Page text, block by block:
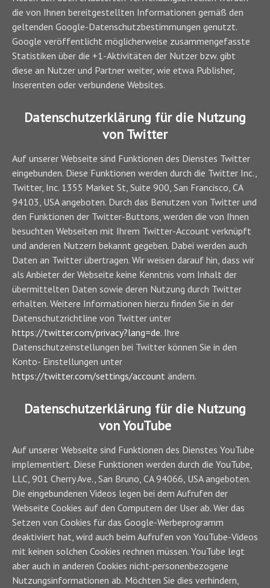
die von Ihnen bereitgestellten Informationen gemäß den
geltenden Google-Datenschutzbestimmungen genutzt.
Google veröffentlicht möglicherweise zusammengefasste
Statistiken über die +1-Aktivitäten der Nutzer bzw. gibt
diese an Nutzer und Partner weiter, wie etwa Publisher,
Inserenten oder verbundene Websites.
Datenschutzerklärung für die Nutzung
von Twitter
Auf unserer Webseite sind Funktionen des Dienstes Twitter
eingebunden. Diese Funktionen werden durch die Twitter Inc.,
Twitter, Inc. 1355 Market St, Suite 900, San Francisco, CA
94103, USA angeboten. Durch das Benutzen von Twitter und
den Funktionen der Twitter-Buttons, werden die von Ihnen
besuchten Webseiten mit Ihrem Twitter-Account verknüpft
und anderen Nutzern bekannt gegeben. Dabei werden auch
Daten an Twitter übertragen. Wir weisen darauf hin, dass wir
als Anbieter der Webseite keine Kenntnis vom Inhalt der
übermittelten Daten sowie deren Nutzung durch Twitter
erhalten. Weitere Informationen hierzu finden Sie in der
Datenschutzrichtline von Twitter unter
https://twitter.com/privacy?lang=de. Ihre
Datenschutzeinstellungen bei Twitter können Sie in den
Konto- Einstellungen unter
https://twitter.com/settings/account ändern.
Datenschutzerklärung für die Nutzung
von YouTube
Auf unserer Webseite sind Funktionen des Dienstes YouTube
implementiert. Diese Funktionen werden durch die YouTube,
LLC, 901 Cherry Ave., San Bruno, CA 94066, USA angeboten.
Die eingebundenen Videos legen bei dem Aufrufen der
Webseite Cookies auf den Computern der User ab. Wer das
Setzen von Cookies für das Google-Werbeprogramm
deaktiviert hat, wird auch beim Aufrufen von YouTube-Videos
mit keinen solchen Cookies rechnen müssen. YouTube legt
aber auch in anderen Cookies nicht-personenbezogene
Nutzungsinformationen ab. Möchten Sie dies verhindern,